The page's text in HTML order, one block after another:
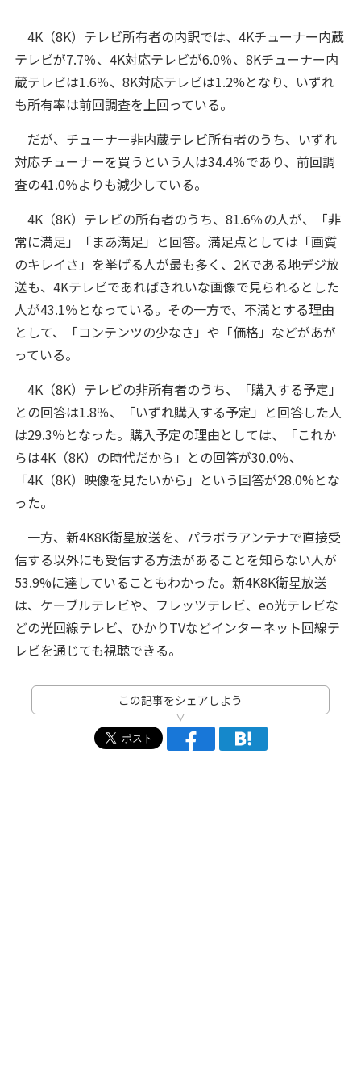
4K（8K）テレビ所有者の内訳では、4Kチューナー内蔵
テレビが7.7％、4K対応テレビが6.0％、8Kチューナー内
蔵テレビは1.6％、8K対応テレビは1.2%となり、いずれ
も所有率は前回調査を上回っている。
だが、チューナー非内蔵テレビ所有者のうち、いずれ
対応チューナーを買うという人は34.4％であり、前回調
査の41.0％よりも減少している。
4K（8K）テレビの所有者のうち、81.6％の人が、「非
常に満足」「まあ満足」と回答。満足点としては「画質
のキレイさ」を挙げる人が最も多く、2Kである地デジ放
送も、4Kテレビであればきれいな画像で見られるとした
人が43.1％となっている。その一方で、不満とする理由
として、「コンテンツの少なさ」や「価格」などがあが
っている。
4K（8K）テレビの非所有者のうち、「購入する予定」
との回答は1.8％、「いずれ購入する予定」と回答した人
は29.3％となった。購入予定の理由としては、「これか
らは4K（8K）の時代だから」との回答が30.0％、
「4K（8K）映像を見たいから」という回答が28.0%とな
った。
一方、新4K8K衛星放送を、パラボラアンテナで直接受
信する以外にも受信する方法があることを知らない人が
53.9%に達していることもわかった。新4K8K衛星放送
は、ケーブルテレビや、フレッツテレビ、eo光テレビな
どの光回線テレビ、ひかりTVなどインターネット回線テ
レビを通じても視聴できる。
この記事をシェアしよう